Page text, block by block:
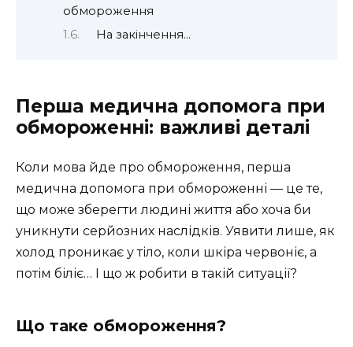
обмороження
На закінчення…
Перша медична допомога при
обмороженні: важливі деталі
Коли мова йде про обмороження, перша
медична допомога при обмороженні — це те,
що може зберегти людині життя або хоча би
уникнути серйозних наслідків. Уявити лише, як
холод проникає у тіло, коли шкіра червоніє, а
потім біліє… І що ж робити в такій ситуації?
Що таке обмороження?